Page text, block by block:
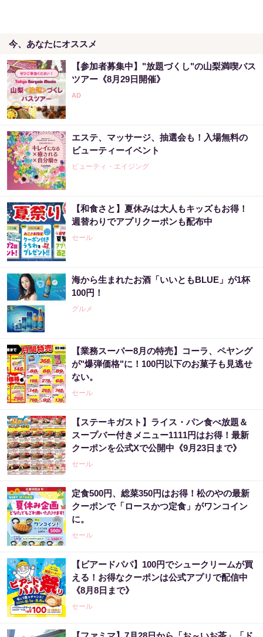
「僕が世界三大投資家に認められた理由」株
価の天気予報士と呼ばれた天才が暴露
PR（Acoco.）
PR（Acoco.）
今、あなたにオススメ
【参加者募集中】"放題づくし"の山梨満喫バス
ツアー《8月29日開催》
エステ、マッサージ、抽選会も！入場無料の
ビューティーイベント
ビューティ・エイジング
【和食さと】夏休みは大人もキッズもお得！
週替わりでアプリクーポンも配布中
セール
海から生まれたお酒「いいともBLUE」が1杯
100円！
グルメ
【業務スーパー8月の特売】コーラ、ペヤング
が"爆弾価格"に！100円以下のお菓子も見逃せ
ない。
セール
【ステーキガスト】ライス・パン食べ放題＆
スープバー付きメニュー1111円はお得！最新
クーポンを公式Xで公開中《9月23日まで》
セール
定食500円、総菜350円はお得！松のやの最新
クーポンで「ロースかつ定食」がワンコイン
に。
セール
【ビアードパパ】100円でシュークリームが買
える！お得なクーポンは公式アプリで配信中
《8月8日まで》
セール